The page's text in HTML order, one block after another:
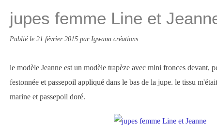
jupes femme Line et
Publié le 21 février 2015 par Igwana créations
le modèle Jeanne est un modèle trapèze avec mini fronces devant,
festonnée et passepoil appliqué dans le bas de la jupe. le tissu
marine et passepoil doré.